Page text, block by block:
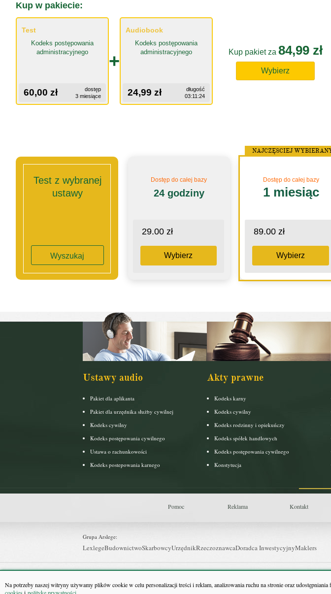
Na potrzeby naszej witryny używamy plików cookie w celu personalizacji treści i reklam, analizowania ruchu na stronie oraz
Kup w pakiecie:
Test
Kodeks postępowania
administracyjnego
60,00 zł
dostęp
3 miesiące
+
Audiobook
Kodeks postępowania
administracyjnego
24,99 zł
długość
03:11:24
Kup pakiet za 84,99 zł
Wybierz
Test z wybranej
ustawy
Wyszukaj
Dostęp do całej bazy
24 godziny
29.00 zł
Wybierz
Dostęp do całej bazy
1 miesiąc
89.00 zł
Wybierz
NAJCZĘSCIEJ
Ustawy audio
Pakiet dla aplikanta
Pakiet dla urzędnika służby cywilnej
Kodeks cywilny
Kodeks postępowania cywilnego
Ustawa o rachunkowości
Kodeks postepowania karnego
Akty prawne
Kodeks karny
Kodeks cywilny
Kodeks rodzinny i opiekuńczy
Kodeks spółek handlowych
Kodeks postępowania cywilnego
Konstytucja
Pomoc Reklama Kontakt
Grupa Arslege:
LexlegeBudownictwoSkarbowcyUrzędnikRzeczoznawcaDoradca InwestycyjnyMaklers
Grupa Bonnier:
Puls BiznesuBankierPuls MedycynyMonitor FirmPuls FarmacjiPit.pl